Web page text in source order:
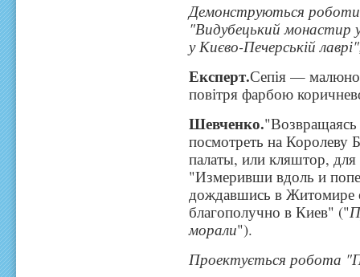
Демонструються
"Видубецький монастир
у Києво-Печерській
Експерт.Сепія —
повітря фарбою
Шевченко.
посмотреть на Королеву
палаты, или кляштор,
"Измеривши вдоль и
дождавшись в Житомире
благополучно в Киев" ("
морали").
Проектується робота